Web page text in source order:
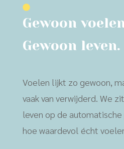
Gewoon
Gewoon leven.
Voelen lijkt zo gewoon,
vaak van verwijderd. We
leven op de
hoe waardevol écht